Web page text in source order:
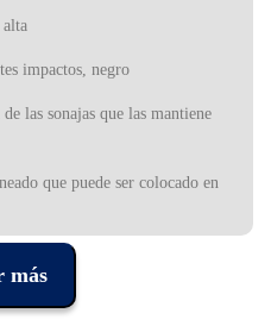
impactos, negro
las sonajas que las mantiene
que puede ser colocado en
fantástico y soportar los
más